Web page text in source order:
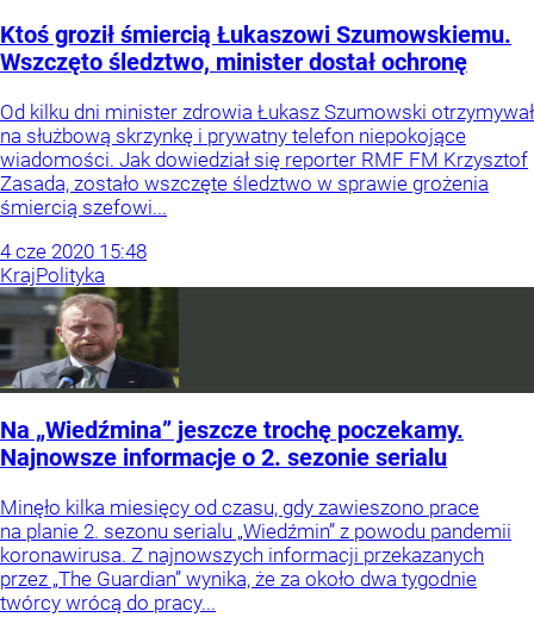
Ktoś groził śmiercią Łukaszowi Szumowskiemu.
Wszczęto śledztwo, minister dostał ochronę
Od kilku dni minister zdrowia Łukasz Szumowski otrzymywał
na służbową skrzynkę i prywatny telefon niepokojące
wiadomości. Jak dowiedział się reporter RMF FM Krzysztof
Zasada, zostało wszczęte śledztwo w sprawie grożenia
śmiercią szefowi...
4 cze 2020 15:48
KrajPolityka
Na „Wiedźmina” jeszcze trochę poczekamy.
Najnowsze informacje o 2. sezonie serialu
Minęło kilka miesięcy od czasu, gdy zawieszono prace
na planie 2. sezonu serialu „Wiedźmin” z powodu pandemii
koronawirusa. Z najnowszych informacji przekazanych
przez „The Guardian” wynika, że za około dwa tygodnie
twórcy wrócą do pracy...